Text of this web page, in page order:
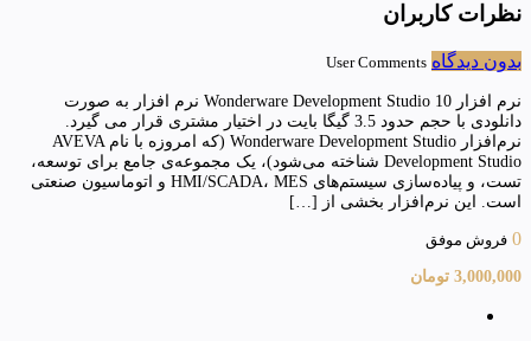
نظرات کاربران
بدون دیدگاه User Comments
نرم افزار Wonderware Development Studio 10 نرم افزار به صورت
دانلودی با حجم حدود 3.5 گیگا بایت در اختیار مشتری قرار می گیرد.
نرم‌افزار Wonderware Development Studio (که امروزه با نام AVEVA
Development Studio شناخته می‌شود)، یک مجموعه‌ی جامع برای توسعه،
تست، و پیاده‌سازی سیستم‌های HMI/SCADA، MES و اتوماسیون صنعتی
است. این نرم‌افزار بخشی از […]
0 فروش موفق
3,000,000 تومان